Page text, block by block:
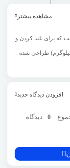
مشاهده بیشتر
که برای بلند کردن و
بارهای بسیار سنگین تا حداکثر وزن 5 تن (5000 کیلوگرم) طراحی شده
برای عملیات دقیق.
افزودن دیدگاه جدید
0 دیدگاه